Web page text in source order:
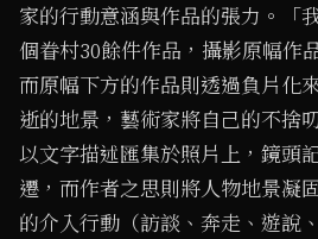
家的行動意涵與作品的張力。「
個眷村30餘件作品，攝影原幅作
而原幅下方的作品則透過負片化
逝的地景，藝術家將自己的不捨
以文字描述匯集於照片上，鏡頭
遷，而作者之思則將人物地景凝
的介入行動（訪談、奔走、遊說